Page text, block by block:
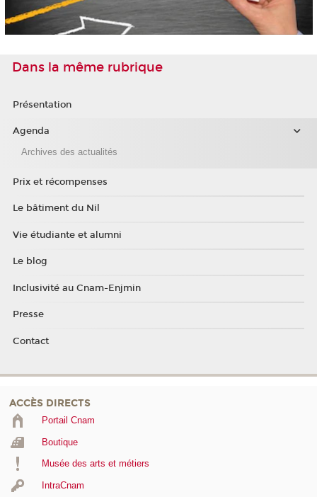
Dans la même rubrique
Présentation
Agenda
Archives des actualités
Prix et récompenses
Le bâtiment du Nil
Vie étudiante et alumni
Le blog
Inclusivité au Cnam-Enjmin
Presse
Contact
ACCÈS DIRECTS
Portail Cnam
Boutique
Musée des arts et métiers
IntraCnam